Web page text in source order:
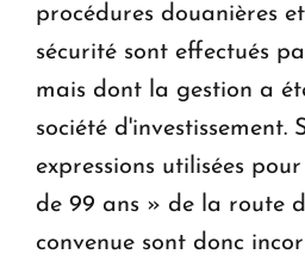
procédures douanières
sécurité sont effectués
mais dont la gestion a
société d'investissement.
expressions utilisées
de 99 ans » de la route
convenue sont donc